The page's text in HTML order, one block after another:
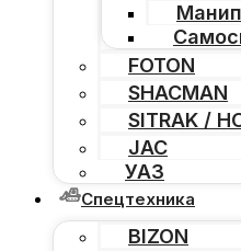
FOTON
SHACMAN
SITRAK /
JAC
УАЗ
Спецтехника
BIZON